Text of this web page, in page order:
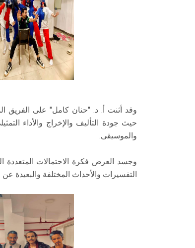
وقد أثنت أ. د. "حنان كامل" على الفريق
حيث جودة التأليف والإخراج والأداء
والموسيقى.
وجسد العرض فكرة الاحتمالات
التفسيرات والأحداث المختلفة